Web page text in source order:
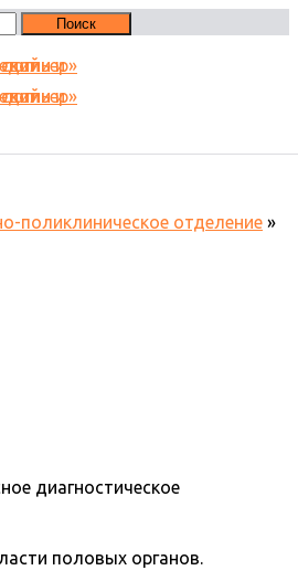
поликлиническое отделение »
диагностическое
половых органов.